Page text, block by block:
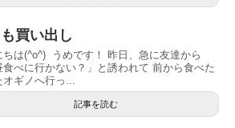
買い出し
ちは(^o^) うめです！ 昨日、急に友達から
食べに行かない？」と誘われて 前から食べた
ギノへ行っ...
記事を読む